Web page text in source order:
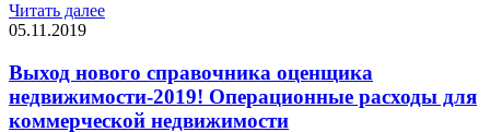
Читать далее
05.11.2019
Выход нового справочника оценщика
недвижимости-2019! Операционные расходы для
коммерческой недвижимости